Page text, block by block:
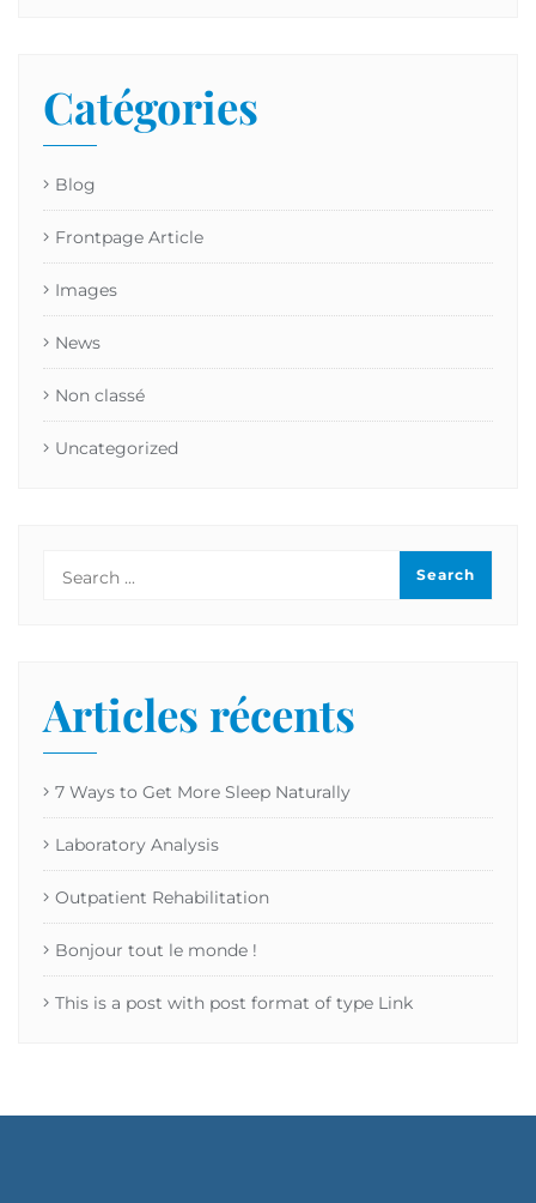
Catégories
Blog
Frontpage Article
Images
News
Non classé
Uncategorized
Articles récents
7 Ways to Get More Sleep Naturally
Laboratory Analysis
Outpatient Rehabilitation
Bonjour tout le monde !
This is a post with post format of type Link